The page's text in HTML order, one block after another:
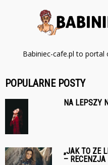
Babiniec-cafe.pl to portal
POPULARNE POSTY
NA LEPSZY
„JAK TO ZE
– RECENZJA